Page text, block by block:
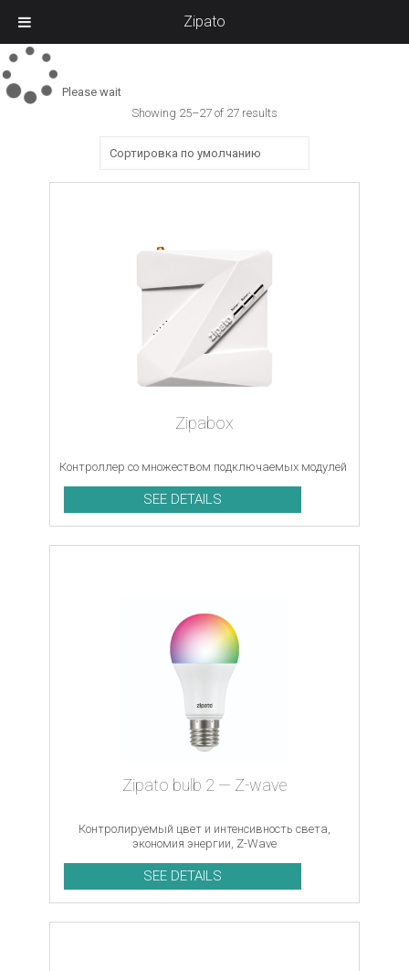
Please wait
Showing 25–27 of 27 results
Zipabox
Контроллер со множеством подключаемых модулей
SEE DETAILS
Zipato bulb 2 — Z-wave
Контролируемый цвет и интенсивность света,
экономия энергии, Z-Wave
SEE DETAILS
Zipato